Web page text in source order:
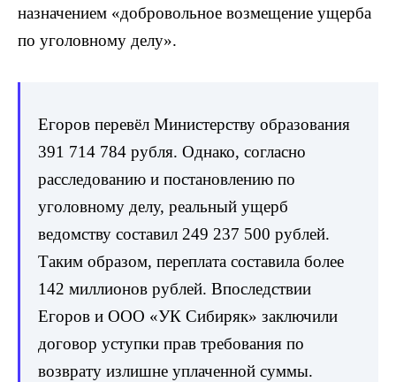
назначением «добровольное возмещение ущерба
по уголовному делу».
Егоров перевёл Министерству образования
391 714 784 рубля. Однако, согласно
расследованию и постановлению по
уголовному делу, реальный ущерб
ведомству составил 249 237 500 рублей.
Таким образом, переплата составила более
142 миллионов рублей. Впоследствии
Егоров и ООО «УК Сибиряк» заключили
договор уступки прав требования по
возврату излишне уплаченной суммы.